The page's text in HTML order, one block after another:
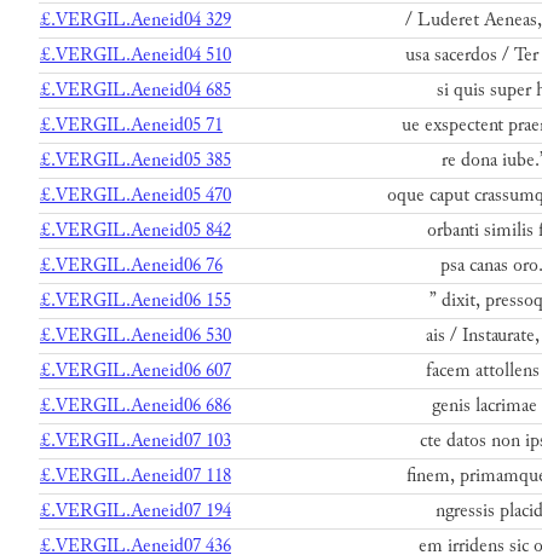
£.VERGIL.Aeneid04 329
/ Luderet
£.VERGIL.Aeneid04 510
usa sacerdos /
£.VERGIL.Aeneid04 685
si quis super
£.VERGIL.Aeneid05 71
ue exspectent
£.VERGIL.Aeneid05 385
re dona
£.VERGIL.Aeneid05 470
oque caput
£.VERGIL.Aeneid05 842
orbanti similis
£.VERGIL.Aeneid06 76
psa canas
£.VERGIL.Aeneid06 155
” dixit,
£.VERGIL.Aeneid06 530
ais /
£.VERGIL.Aeneid06 607
facem
£.VERGIL.Aeneid06 686
genis
£.VERGIL.Aeneid07 103
cte datos non
£.VERGIL.Aeneid07 118
finem,
£.VERGIL.Aeneid07 194
ngressis
£.VERGIL.Aeneid07 436
em irridens sic